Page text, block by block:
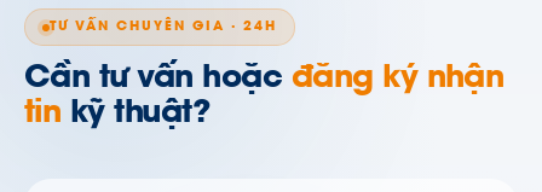
TƯ VẤN CHUYÊN GIA · 24H
Cần tư vấn hoặc đăng ký nhận
tin kỹ thuật?